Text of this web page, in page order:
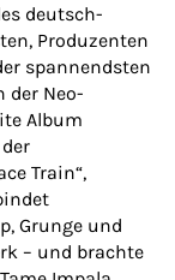
deutsch-
Produzenten
spannendsten
der Neo-
Album
Train“,
Grunge und
– und brachte